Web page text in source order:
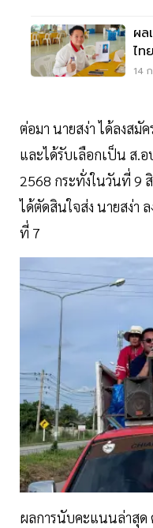
ผล
ไท
ขา
14
ต่อมา นายสง่า ได้ลงสมั
และได้รับเลือกเป็น ส.
2568 กระทั่งในวันที่ 9
ได้ตัดสินใจส่ง นายสง่า ล
ที่ 7
ผลการนับคะแนนล่าสุด